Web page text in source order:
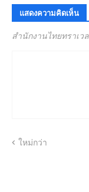
แสดงความคิดเห็น
สำนักงานไทยทราเวล
ใหม่กว่า